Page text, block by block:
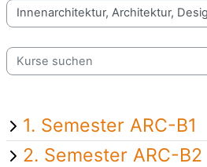
Kursbereiche
Kurse suchen
1. Semester ARC-B1
2. Semester ARC-B2